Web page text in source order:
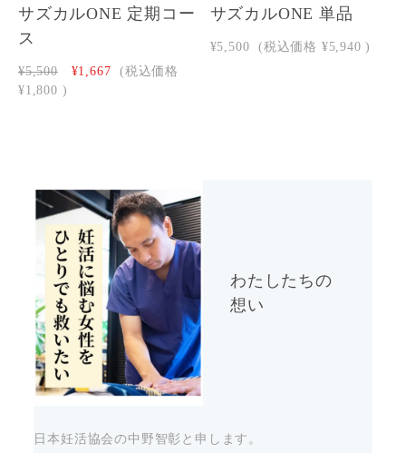
サズカルONE 定期コー
ス
¥5,500 ¥1,667
(税込価格
¥1,800 )
サズカルONE 単品
¥5,500 (税込価格 ¥5,940 )
わたしたちの
想い
日本妊活協会の中野智彰と申します。